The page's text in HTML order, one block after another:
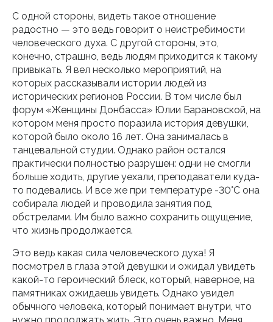
С одной стороны, видеть такое отношение
радостно — это ведь говорит о неистребимости
человеческого духа. С другой стороны, это,
конечно, страшно, ведь людям приходится к такому
привыкать. Я вел несколько мероприятий, на
которых рассказывали истории людей из
исторических регионов России. В том числе был
форум «Женщины Донбасса» Юлии Барановской, на
котором меня просто поразила история девушки,
которой было около 16 лет. Она занималась в
танцевальной студии. Однако район остался
практически полностью разрушен: одни не смогли
больше ходить, другие уехали, преподаватели куда-
то подевались. И все же при температуре -30°C она
собирала людей и проводила занятия под
обстрелами. Им было важно сохранить ощущение,
что жизнь продолжается.
Это ведь какая сила человеческого духа! Я
посмотрел в глаза этой девушки и ожидал увидеть
какой-то героический блеск, который, наверное, на
памятниках ожидаешь увидеть. Однако увидел
обычного человека, который понимает внутри, что